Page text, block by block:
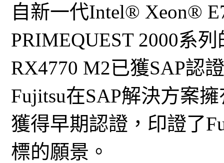
自新一代Intel® Xeon®
PRIMEQUEST 2000系
RX4770 M2已獲SAP認
Fujitsu在SAP解決方案
獲得早期認證，印證了
標的願景。